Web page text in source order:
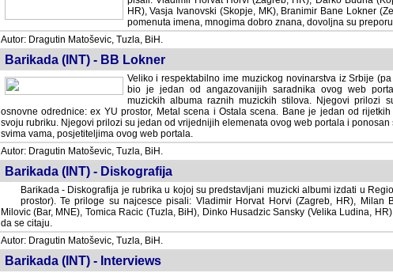
HR), Vasja Ivanovski (Skopje, MK), Branimir Bane Lokner
pomenuta imena, mnogima dobro znana, dovoljna su
Autor: Dragutin Matoševic, Tuzla, BiH.
Barikada (INT) - BB Lokner
Veliko i respektabilno ime muzickog novinarstva iz Srbije
bio je jedan od angazovanijih saradnika ovog web portala.
albuma raznih muzickih stilova. Njegovi prilozi su
odrednice: ex YU prostor, Metal scena i Ostala scena. Bane je jedan od rijetkih koji je na
Njegovi prilozi su jedan od vrijednijih elemenata ovog web portala i ponosan sam da je
posjetiteljima ovog web portala.
Autor: Dragutin Matoševic, Tuzla, BiH.
Barikada (INT) - Diskografija
Barikada - Diskografija je rubrika u kojoj su predstavljani muzicki albumi izdati u
prostor). Te priloge su najcesce pisali: Vladimir Horvat Horvi (Zagreb, HR), Milan B.
(Bar, MNE), Tomica Racic (Tuzla, BiH), Dinko Husadzic Sansky (Velika Ludina, HR)...
citaju.
Autor: Dragutin Matoševic, Tuzla, BiH.
Barikada (INT) - Interviews